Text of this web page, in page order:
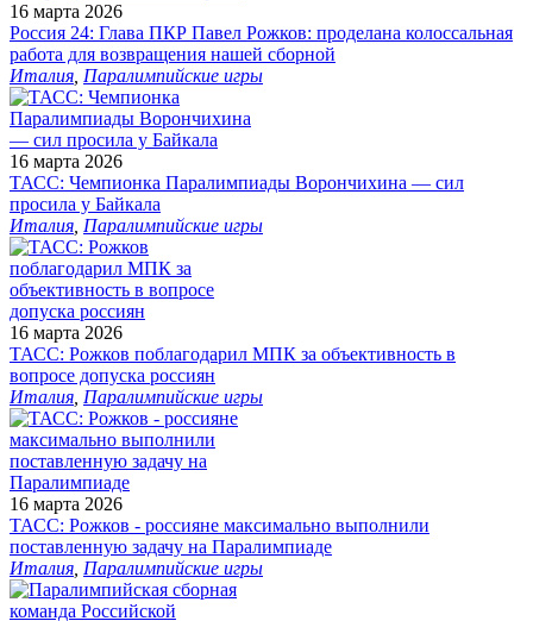
16 марта 2026
Россия 24: Глава ПКР Павел Рожков: проделана колоссальная
работа для возвращения нашей сборной
Италия Паралимпийские игры
16 марта 2026
ТАСС: Чемпионка Паралимпиады Ворончихина — сил
просила у Байкала
Италия Паралимпийские игры
16 марта 2026
ТАСС: Рожков поблагодарил МПК за объективность в
вопросе допуска россиян
Италия Паралимпийские игры
16 марта 2026
ТАСС: Рожков - россияне максимально выполнили
поставленную задачу на Паралимпиаде
Италия Паралимпийские игры